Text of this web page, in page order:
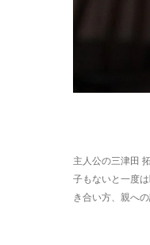
主人公の三津田
子もないと一度
き合い方、親へ